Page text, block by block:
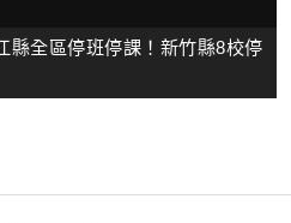
縣全區停班停課！新竹縣8校停